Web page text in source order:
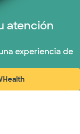
atención
experiencia de
nueva)